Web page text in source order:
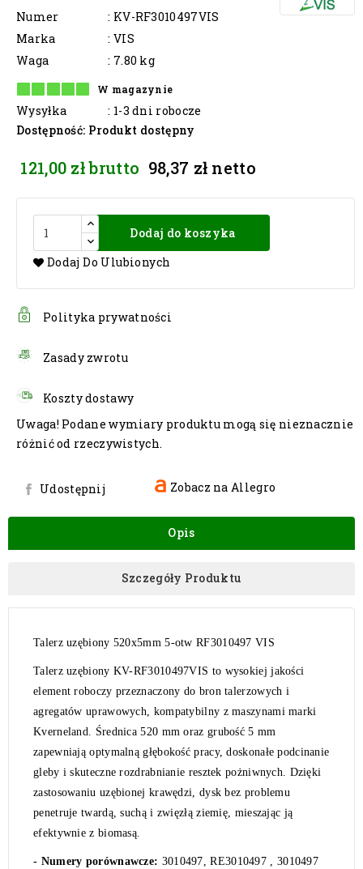
Numer
: KV-RF3010497VIS
Marka
: VIS
Waga
: 7.80 kg
W magazynie
Wysyłka
: 1-3 dni robocze
Dostępność: Produkt dostępny
121,00 zł brutto 98,37 zł netto
Dodaj do koszyka
Dodaj Do Ulubionych
Polityka prywatności
Zasady zwrotu
Koszty dostawy
Uwaga! Podane wymiary produktu mogą się nieznacznie
różnić od rzeczywistych.
Zobacz na Allegro
Udostępnij
Opis
Szczegóły Produktu
Talerz uzębiony 520x5mm 5-otw RF3010497 VIS
Talerz uzębiony KV-RF3010497VIS to wysokiej jakości
element roboczy przeznaczony do bron talerzowych i
agregatów uprawowych, kompatybilny zmaszynami marki
Kverneland. Średnica 520 mm oraz grubość 5 mm
zapewniają optymalną głębokość pracy, doskonałe podcinanie
gleby i skuteczne rozdrabnianie resztek pożniwnych. Dzięki
zastosowaniu uzębionej krawędzi, dysk bez problemu
penetruje twardą, suchą i zwięzłą ziemię, mieszając ją
efektywnie z biomasą.
- Numery porównawcze: 3010497, RE3010497 , 3010497